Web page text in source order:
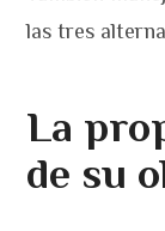
las tres
La
de su